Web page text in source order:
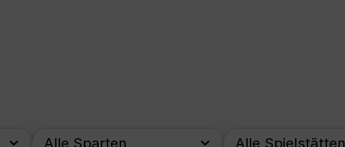
Alle Sparten Alle Spielstätten